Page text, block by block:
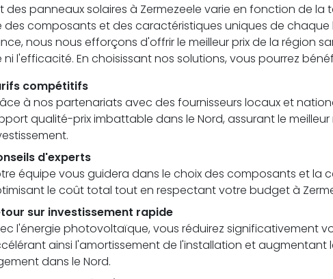
des panneaux solaires à Zermezeele varie en fonction de la
des composants et des caractéristiques uniques de chaque
nous nous efforçons d'offrir le meilleur prix de la région
ni l'efficacité. En choisissant nos solutions, vous pourrez
compétitifs
à nos partenariats avec des fournisseurs locaux et
qualité-prix imbattable dans le Nord, assurant le
d'experts
équipe vous guidera dans le choix des composants et la
le coût total tout en respectant votre budget à
sur investissement rapide
l'énergie photovoltaïque, vous réduirez significativement
ainsi l'amortissement de l'installation et augmentant
dans le Nord.